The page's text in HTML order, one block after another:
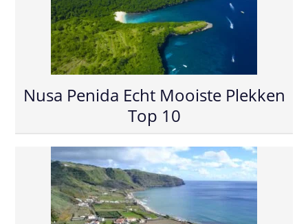
Nusa Penida Echt Mooiste Plekken
Top 10